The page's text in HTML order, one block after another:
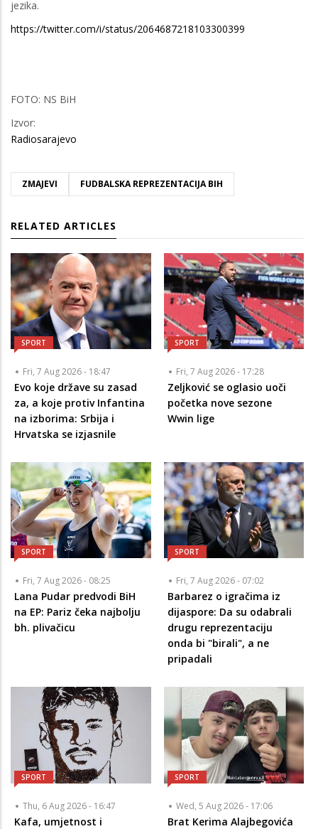
jezika.
https://twitter.com/i/status/2064687218103300399
FOTO: NS BiH
Izvor:
Radiosarajevo
ZMAJEVI FUDBALSKA REPREZENTACIJA BIH
RELATED ARTICLES
SPORT
Fri, 7 Aug 2026 - 18:47
Evo koje države su zasad
za, a koje protiv Infantina
na izborima: Srbija i
Hrvatska se izjasnile
SPORT
Fri, 7 Aug 2026 - 17:28
Zeljković se oglasio uoči
početka nove sezone
Wwin lige
SPORT
Fri, 7 Aug 2026 - 08:25
Lana Pudar predvodi BiH
na EP: Pariz čeka najbolju
bh. plivačicu
SPORT
Fri, 7 Aug 2026 - 07:02
Barbarez o igračima iz
dijaspore: Da su odabrali
drugu reprezentaciju
onda bi "birali", a ne
pripadali
SPORT
Thu, 6 Aug 2026 - 16:47
Kafa, umjetnost i
SPORT
Wed, 5 Aug 2026 - 17:06
Brat Kerima Alajbegovića